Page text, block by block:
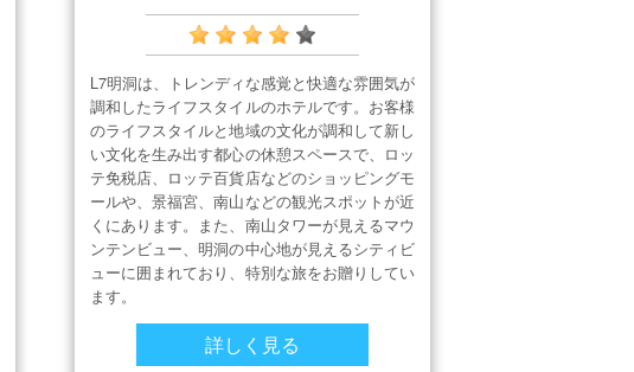
L7明洞は、トレンディな感覚と快適な雰囲気が
調和したライフスタイルのホテルです。お客様
のライフスタイルと地域の文化が調和して新し
い文化を生み出す都心の休憩スペースで、ロッ
テ免税店、ロッテ百貨店などのショッピングモ
ールや、景福宮、南山などの観光スポットが近
くにあります。また、南山タワーが見えるマウ
ンテンビュー、明洞の中心地が見えるシティビ
ューに囲まれており、特別な旅をお贈りしてい
ます。
詳しく見る